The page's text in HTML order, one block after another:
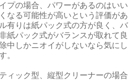
プの場合、パワーがあるのはいい
なる可能性が高いという評価があ
有りは紙パック式の方が良く、バ
紙パック式がバランスが取れて良
中しかニオイがしないなら気にし
。
ィック型、縦型クリーナーの場合